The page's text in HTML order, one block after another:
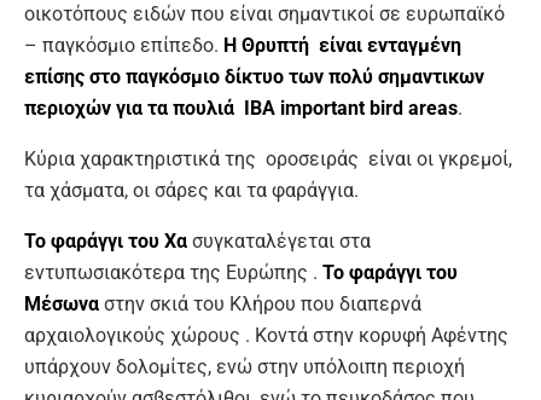
οικοτόπους ειδών που είναι σημαντικοί σε ευρωπαϊκό
– παγκόσμιο επίπεδο. Η Θρυπτή είναι ενταγμένη
επίσης στο παγκόσμιο δίκτυο των πολύ σημαντικων
περιοχών για τα πουλιά IBA important bird areas.
Κύρια χαρακτηριστικά της οροσειράς είναι οι γκρεμοί,
τα χάσματα, οι σάρες και τα φαράγγια.
Το φαράγγι του Χα συγκαταλέγεται στα
εντυπωσιακότερα της Ευρώπης . Το φαράγγι του
Μέσωνα στην σκιά του Κλήρου που διαπερνά
αρχαιολογικούς χώρους . Κοντά στην κορυφή Αφέντης
υπάρχουν δολομίτες, ενώ στην υπόλοιπη περιοχή